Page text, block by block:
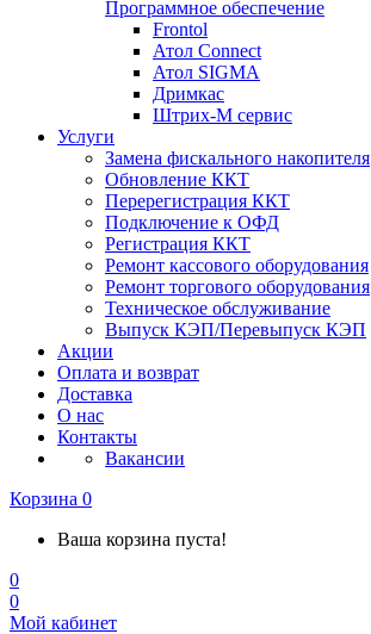
Программное обеспечение
Frontol
Атол Connect
Атол SIGMA
Дримкас
Штрих-М сервис
Услуги
Замена фискального накопителя
Обновление ККТ
Перерегистрация ККТ
Подключение к ОФД
Регистрация ККТ
Ремонт кассового оборудования
Ремонт торгового оборудования
Техническое обслуживание
Выпуск КЭП/Перевыпуск КЭП
Акции
Оплата и возврат
Доставка
О нас
Контакты
Вакансии
Корзина 0
Ваша корзина пуста!
0
0
Мой кабинет